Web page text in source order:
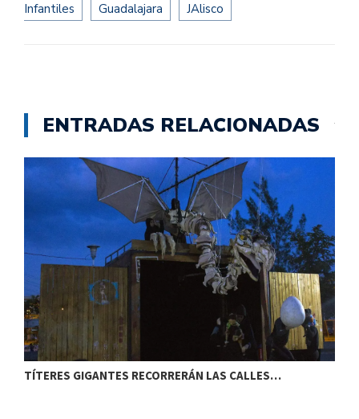
Infantiles
Guadalajara JAlisco
ENTRADAS RELACIONADAS
TÍTERES GIGANTES RECORRERÁN LAS CALLES…